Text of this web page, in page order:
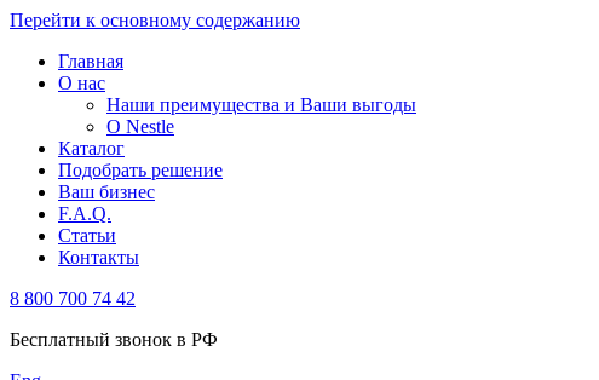
Перейти к основному содержанию
Главная
О нас
Наши преимущества и Ваши выгоды
О Nestle
Каталог
Подобрать решение
Ваш бизнес
F.A.Q.
Статьи
Контакты
8 800 700 74 42
Бесплатный звонок в РФ